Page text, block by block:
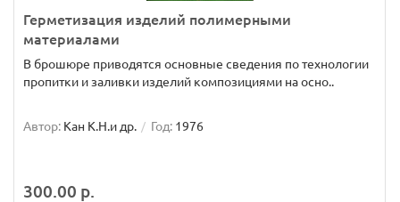
Герметизация изделий полимерными
материалами
В брошюре приводятся основные сведения по технологии
пропитки и заливки изделий композициями на осно..
Автор: Кан К.Н.и др. Год: 1976
300.00 р.